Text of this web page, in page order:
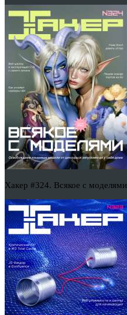
Хакер #324. Всякое с моделями